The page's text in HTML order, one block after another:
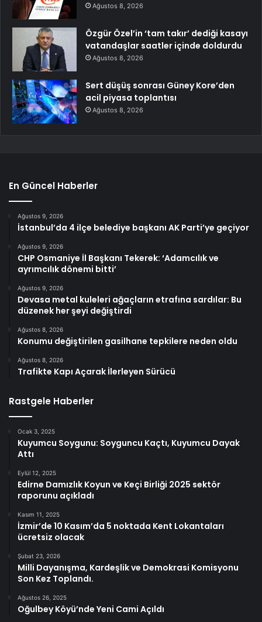
Ağustos 8, 2026
Özgür Özel’in ‘tam takır’ dediği kasayı
vatandaşlar saatler içinde doldurdu
Ağustos 8, 2026
Sert düşüş sonrası Güney Kore’den
acil piyasa toplantısı
Ağustos 8, 2026
En Güncel Haberler
Ağustos 9, 2026
İstanbul’da 4 ilçe belediye başkanı AK Parti’ye geçiyor
Ağustos 9, 2026
CHP Osmaniye İl Başkanı Tekerek: ‘Adamcılık ve
ayrımcılık dönemi bitti’
Ağustos 9, 2026
Devasa metal kuleleri ağaçların etrafına sardılar: Bu
düzenek her şeyi değiştirdi
Ağustos 8, 2026
Konumu değiştirilen gasilhane tepkilere neden oldu
Ağustos 8, 2026
Trafikte Kapı Açarak İlerleyen Sürücü
Rastgele Haberler
Ocak 3, 2025
Kuyumcu Soygunu: Soyguncu Kaçtı, Kuyumcu Dayak
Attı
Eylül 12, 2025
Edirne Damızlık Koyun ve Keçi Birliği 2025 sektör
raporunu açıkladı
Kasım 11, 2025
İzmir’de 10 Kasım’da 5 noktada Kent Lokantaları
ücretsiz olacak
Şubat 23, 2026
Milli Dayanışma, Kardeşlik ve Demokrasi Komisyonu
Son Kez Toplandı.
Ağustos 26, 2025
Oğulbey Köyü’nde Yeni Cami Açıldı